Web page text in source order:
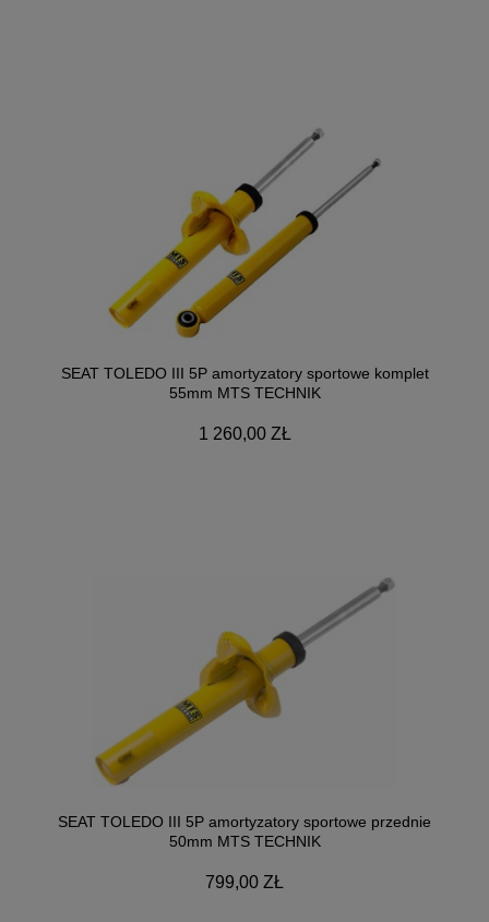
SEAT TOLEDO III 5P amortyzatory sportowe komplet
55mm MTS TECHNIK
1 260,00 ZŁ
SEAT TOLEDO III 5P amortyzatory sportowe przednie
50mm MTS TECHNIK
799,00 ZŁ